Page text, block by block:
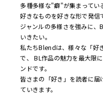
多種多様な"癖"が集まってい
好きなものを好きな形で発信
ジャンルの多様さを強みに
いきたい。
私たちBlendは、様々な「好
で、 BL作品の魅力を最大限
ンドです。
皆さまの「好き」を読者に届
ていきます。